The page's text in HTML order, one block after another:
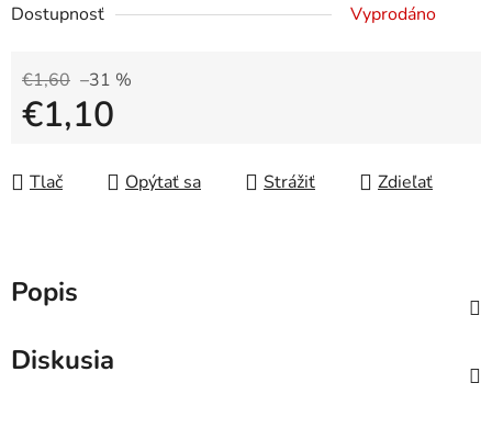
Dostupnosť
Vyprodáno
€1,60 –31 %
€1,10
Tlač
Opýtať sa Strážiť Zdieľať
Popis
Diskusia